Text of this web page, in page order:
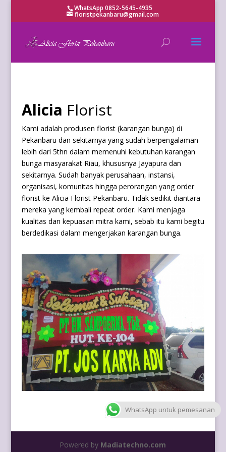
WhatsApp 0852-5645-4935
floristpekanbaru@gmail.com
Alicia Florist
Kami adalah produsen florist (karangan bunga) di
Pekanbaru dan sekitarnya yang sudah berpengalaman
lebih dari 5thn dalam memenuhi kebutuhan karangan
bunga masyarakat Riau, khususnya Jayapura dan
sekitarnya. Sudah banyak perusahaan, instansi,
organisasi, komunitas hingga perorangan yang order
florist ke Alicia Florist Pekanbaru. Tidak sedikit diantara
mereka yang kembali repeat order. Kami menjaga
kualitas dan kepuasan mitra kami, sebab itu kami begitu
berdedikasi dalam mengerjakan karangan bunga.
Powered by Madiatechno.com
WhatsApp untuk pemesanan